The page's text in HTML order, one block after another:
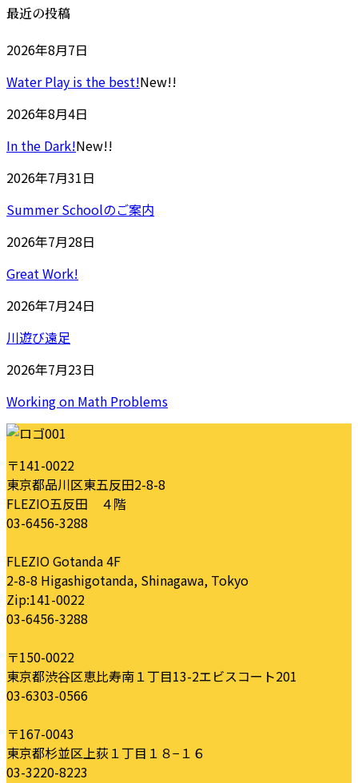
最近の投稿
2026年8月7日
Water Play is the best!New!!
2026年8月4日
In the Dark!New!!
2026年7月31日
Summer Schoolのご案内
2026年7月28日
Great Work!
2026年7月24日
川遊び遠足
2026年7月23日
Working on Math Problems
〒141-0022
東京都品川区東五反田2-8-8
FLEZIO五反田 ４階
03-6456-3288
FLEZIO Gotanda 4F
2-8-8 Higashigotanda, Shinagawa, Tokyo
Zip:141-0022
03-6456-3288
〒150-0022
東京都渋谷区恵比寿南１丁目13-2エビスコート201
03-6303-0566
〒167-0043
東京都杉並区上荻１丁目１８−１６
03-3220-8223